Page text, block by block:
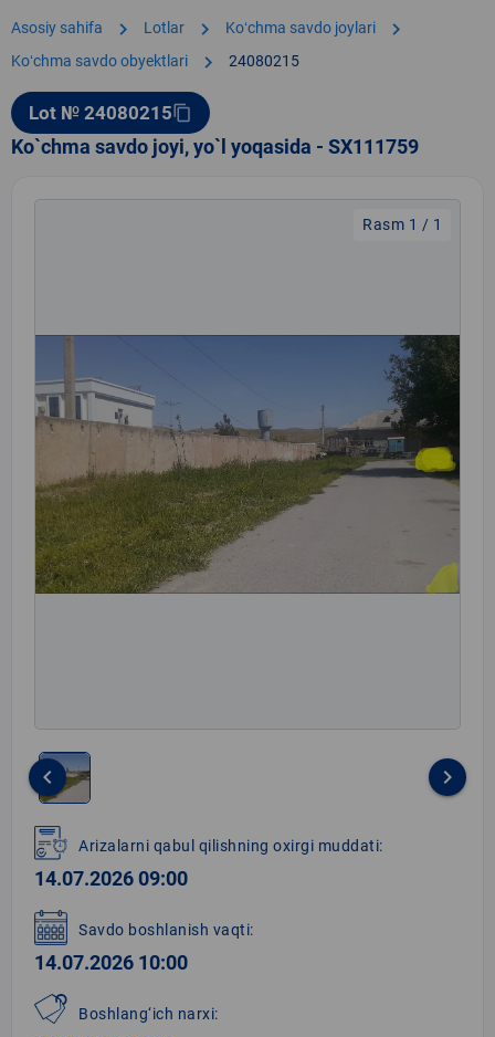
Asosiy sahifa chevron_right Lotlar chevron_right Koʻchma savdo joylari chevron_right
Koʻchma savdo obyektlari chevron_right 24080215
Lot № 24080215content_copy
Ko`chma savdo joyi, yo`l yoqasida - SX111759
Rasm 1 / 1
1
of
1
keyboard_arrow_left keyboard_arrow_right
Arizalarni qabul qilishning oxirgi muddati:
14.07.2026 09:00
Savdo boshlanish vaqti:
14.07.2026 10:00
Boshlang‘ich narxi: